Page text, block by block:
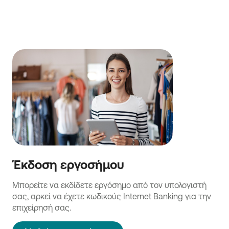
Έκδοση εργοσήμου
Μπορείτε να εκδίδετε εργόσημο από τον υπολογιστή
σας, αρκεί να έχετε κωδικούς Internet Banking για την
επιχείρησή σας.